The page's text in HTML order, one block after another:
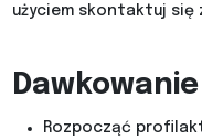
użyciem skontaktuj się
Dawkowanie
Rozpocząć